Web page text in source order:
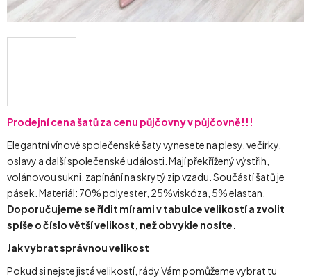
Prodejní cena šatů za cenu půjčovny v půjčovně!!!
Elegantní vínové společenské šaty vynesete na plesy, večírky,
oslavy a další společenské události. Mají překřížený výstřih,
volánovou sukni, zapínání na skrytý zip vzadu. Součástí šatů je
pásek. Materiál: 70% polyester, 25%viskóza, 5% elastan.
Doporučujeme se řídit mírami v tabulce velikostí a zvolit
spíše o číslo větší velikost, než obvykle nosíte.
Jak vybrat správnou velikost
Pokud si nejste jistá velikostí, rády Vám pomůžeme vybrat tu